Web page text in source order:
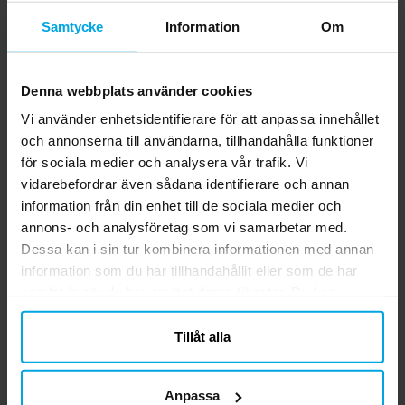
Samtycke Information Om
Denna webbplats använder cookies
Vi använder enhetsidentifierare för att anpassa innehållet
och annonserna till användarna, tillhandahålla funktioner
för sociala medier och analysera vår trafik. Vi
vidarebefordrar även sådana identifierare och annan
information från din enhet till de sociala medier och
annons- och analysföretag som vi samarbetar med.
Dessa kan i sin tur kombinera informationen med annan
information som du har tillhandahållit eller som de har
närsomhelst ändra ditt samtycke.
Tillåt alla
Anpassa
Pappmuggar 250 ml -
Orange 10-pack
Pris : 29,00 kr
29,00 kr
KÖP
Papptallrikar 22,5 cm -
Orange 10-pack
Pris 39,00 kr
39,00 kr
KÖP